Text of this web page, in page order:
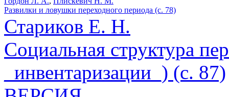
Развилки и ловушки переходного периода (с. 78)
Стариков Е. Н.
Социальная структура
_инвентаризации_) (с. 87)